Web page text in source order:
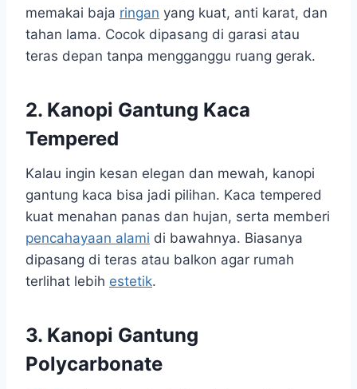
memakai baja ringan yang kuat, anti karat, dan
tahan lama. Cocok dipasang di garasi atau
teras depan tanpa mengganggu ruang gerak.
2. Kanopi Gantung Kaca
Tempered
Kalau ingin kesan elegan dan mewah, kanopi
gantung kaca bisa jadi pilihan. Kaca tempered
kuat menahan panas dan hujan, serta memberi
pencahayaan alami di bawahnya. Biasanya
dipasang di teras atau balkon agar rumah
terlihat lebih estetik.
3. Kanopi Gantung
Polycarbonate